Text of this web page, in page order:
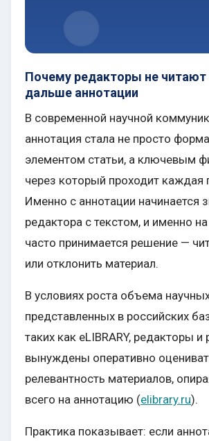
Почему редакторы не читают
дальше аннотации
В современной научной
аннотация стала не просто
элементом статьи, а ключевым
через который проходит каждая
Именно с аннотации начинается
редактора с текстом, и именно
часто принимается решение —
или отклонить материал.
В условиях роста объема
представленных в российских
таких как eLIBRARY, редакторы и
вынуждены оперативно
релевантность материалов,
всего на аннотацию (elibrary.ru).
Практика показывает: если